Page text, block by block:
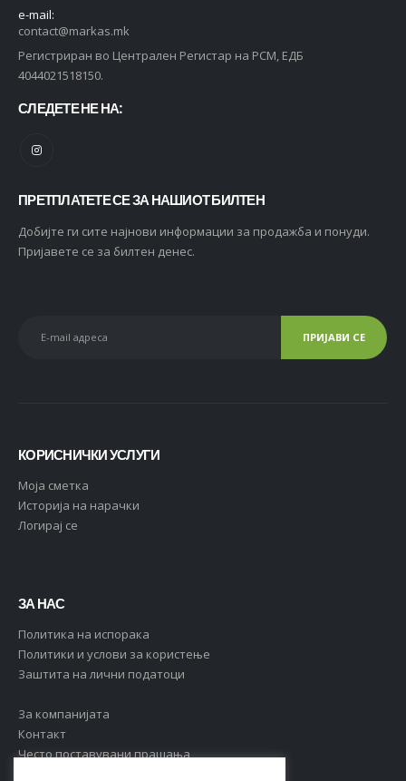
e-mail:
contact@markas.mk
Регистриран во Централен Регистар на РСМ, ЕДБ
4044021518150.
СЛЕДЕТЕ НЕ НА:
ПРЕТПЛАТЕТЕ СЕ ЗА НАШИОТ БИЛТЕН
Добијте ги сите најнови информации за продажба и понуди.
Пријавете се за билтен денес.
КОРИСНИЧКИ УСЛУГИ
Moja сметка
Историја на нарачки
Логирај се
ЗА НАС
Политика на испорака
Политики и услови за користење
Заштита на лични податоци
За компанијата
Контакт
Често поставувани прашања